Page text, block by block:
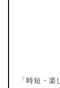
「時短・